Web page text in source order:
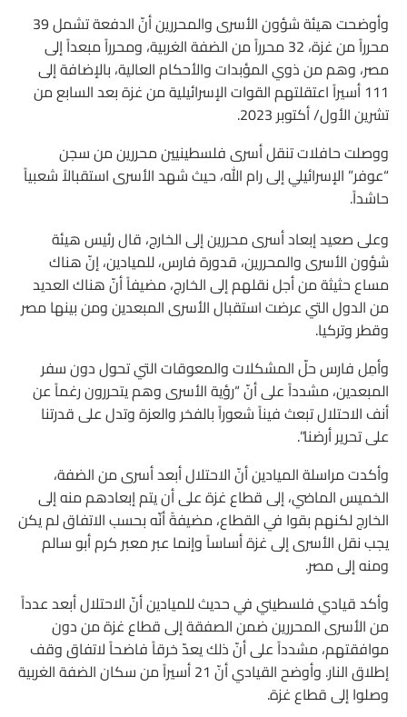
وأوضحت هيئة شؤون الأسرى والمحررين أنّ الدفعة تشمل 39
محرراً من غزة، 32 محرراً من الضفة الغربية، ومحرراً مبعداً إلى
مصر، وهم من ذوي المؤبدات والأحكام العالية، بالإضافة إلى
111 أسيراً اعتقلتهم القوات الإسرائيلية من غزة بعد السابع من
تشرين الأول/ أكتوبر 2023.
ووصلت حافلات تنقل أسرى فلسطينيين محررين من سجن
“عوفر” الإسرائيلي إلى رام الله، حيث شهد الأسرى استقبالاً شعبياً
حاشداً.
وعلى صعيد إبعاد أسرى محررين إلى الخارج، قال رئيس هيئة
شؤون الأسرى والمحررين، قدورة فارس، للميادين، إنّ هناك
مساع حثيثة من أجل نقلهم إلى الخارج، مضيفاً أنّ هناك العديد
من الدول التي عرضت استقبال الأسرى المبعدين ومن بينها مصر
وقطر وتركيا.
وأمِل فارس حلّ المشكلات والمعوقات التي تحول دون سفر
المبعدين، مشدداً على أنّ “رؤية الأسرى وهم يتحررون رغماً عن
أنف الاحتلال تبعث فيناً شعوراً بالفخر والعزة وتدل على قدرتنا
على تحرير أرضنا”.
وأكدت مراسلة الميادين أنّ الاحتلال أبعد أسرى من الضفة،
الخميس الماضي، إلى قطاع غزة على أن يتم إبعادهم منه إلى
الخارج لكنهم بقوا في القطاع، مضيفةً أنّه بحسب الاتفاق لم يكن
يجب نقل الأسرى إلى غزة أساساً وإنما عبر معبر كرم أبو سالم
ومنه إلى مصر.
وأكد قيادي فلسطيني في حديث للميادين أنّ الاحتلال أبعد عدداً
من الأسرى المحررين ضمن الصفقة إلى قطاع غزة من دون
موافقتهم، مشدداً على أنّ ذلك يعدّ خرقاً فاضحاً لاتفاق وقف
إطلاق النار. وأوضح القيادي أنّ 21 أسيراً من سكان الضفة الغربية
وصلوا إلى قطاع غزة.